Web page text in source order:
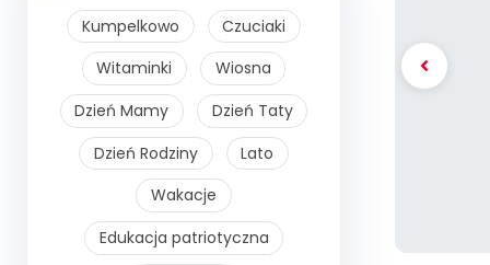
Kumpelkowo
Czuciaki
Witaminki
Wiosna
Dzień Mamy
Dzień Taty
Dzień Rodziny
Lato
Wakacje
Edukacja patriotyczna